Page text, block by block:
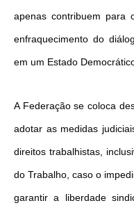
apenas contribuem para
enfraquecimento do
em um Estado
A Federação se coloca
adotar as medidas
direitos trabalhistas,
do Trabalho, caso o
garantir a liberdade